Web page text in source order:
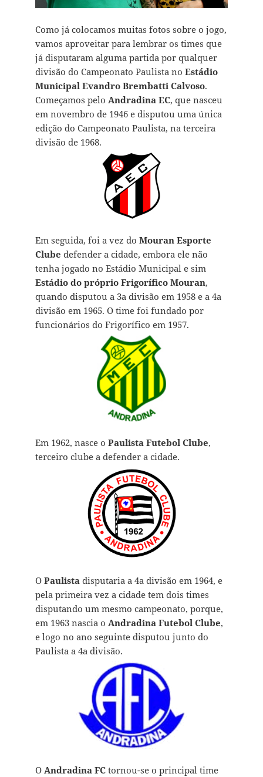
Como já colocamos muitas fotos sobre o jogo,
vamos aproveitar para lembrar os times que
já disputaram alguma partida por qualquer
divisão do Campeonato Paulista no Estádio
Municipal Evandro Brembatti Calvoso.
Começamos pelo Andradina EC, que nasceu
em novembro de 1946 e disputou uma única
edição do Campeonato Paulista, na terceira
divisão de 1968.
Em seguida, foi a vez do Mouran Esporte
Clube defender a cidade, embora ele não
tenha jogado no Estádio Municipal e sim
Estádio do próprio Frigorífico Mouran,
quando disputou a 3a divisão em 1958 e a 4a
divisão em 1965. O time foi fundado por
funcionários do Frigorífico em 1957.
Em 1962, nasce o Paulista Futebol Clube,
terceiro clube a defender a cidade.
O Paulista disputaria a 4a divisão em 1964, e
pela primeira vez a cidade tem dois times
disputando um mesmo campeonato, porque,
em 1963 nascia o Andradina Futebol Clube,
e logo no ano seguinte disputou junto do
Paulista a 4a divisão.
O Andradina FCtornou-se o principal time